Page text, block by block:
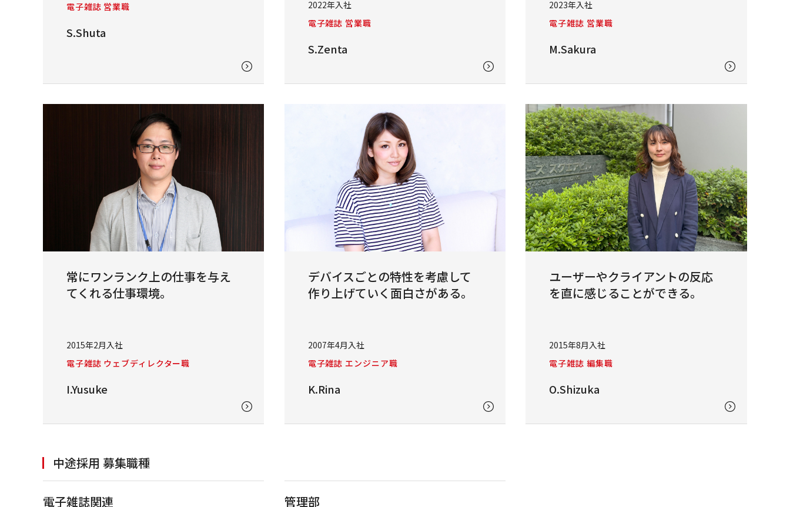
電子雑誌 営業職
S.Shuta
2022年入社
電子雑誌 営業職
S.Zenta
2023年入社
電子雑誌 営業職
M.Sakura
常にワンランク上の仕事を与え
てくれる仕事環境。
2015年2月入社
電子雑誌 ウェブディレクター職
I.Yusuke
デバイスごとの特性を考慮して
作り上げていく面白さがある。
2007年4月入社
電子雑誌 エンジニア職
K.Rina
ユーザーやクライアントの反応
を直に感じることができる。
2015年8月入社
電子雑誌 編集職
O.Shizuka
中途採用 募集職種
電子雑誌関連 管理部